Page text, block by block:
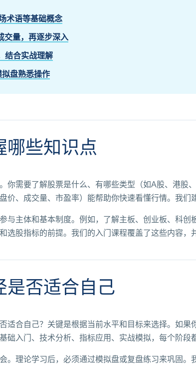
术语等基础概念
交量，再逐步深入
结合实战理解
盘熟悉操作
哪些知识点
你需要了解股票是什么、有哪些类型（如A股、港股
价、成交量、市盈率）能帮助你快速看懂行情。我们
与主体和基本制度。例如，了解主板、创业板、科
选股指标的前提。我们的入门课程覆盖了这些内容，
是否适合自己
适合自己？关键是根据当前水平和目标来选择。如
础入门、技术分析、指标应用、实战模拟，每个阶段
。理论学习后，必须通过模拟盘或复盘练习来巩固